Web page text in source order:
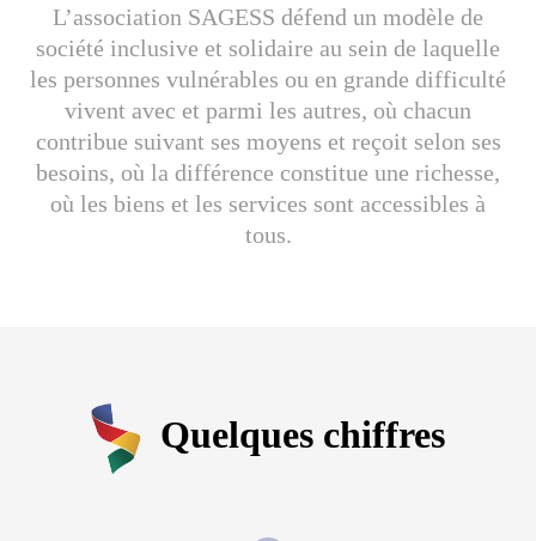
L’association SAGESS défend un modèle de
société inclusive et solidaire au sein de laquelle
les personnes vulnérables ou en grande difficulté
vivent avec et parmi les autres, où chacun
contribue suivant ses moyens et reçoit selon ses
besoins, où la différence constitue une richesse,
où les biens et les services sont accessibles à
tous.
Quelques chiffres